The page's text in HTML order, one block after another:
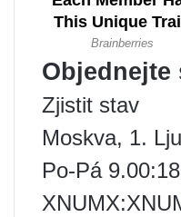
Objednejte
Zjistit stav
Moskva, 1.
Po-Pá